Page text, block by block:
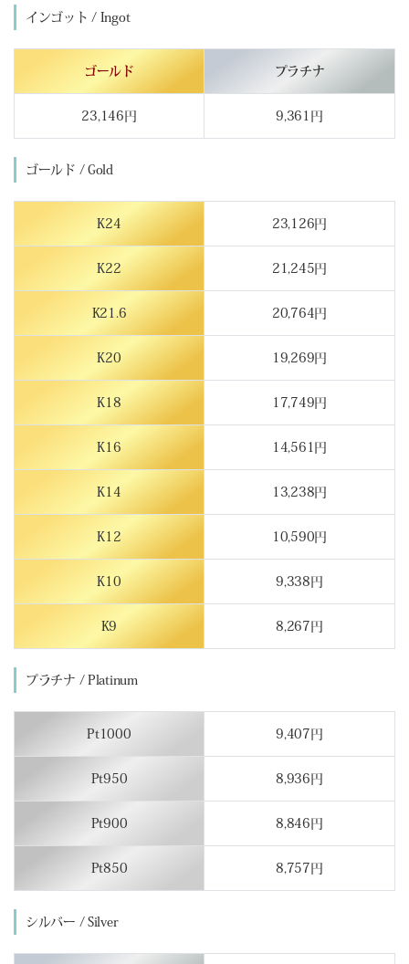
インゴット / Ingot
ゴールド プラチナ
23,146円 9,361円
ゴールド / Gold
K24 23,126円
K22 21,245円
K21.6 20,764円
K20 19,269円
K18 17,749円
K16 14,561円
K14 13,238円
K12 10,590円
K10 9,338円
K9 8,267円
プラチナ / Platinum
Pt1000 9,407円
Pt950 8,936円
Pt900 8,846円
Pt850 8,757円
シルバー / Silver